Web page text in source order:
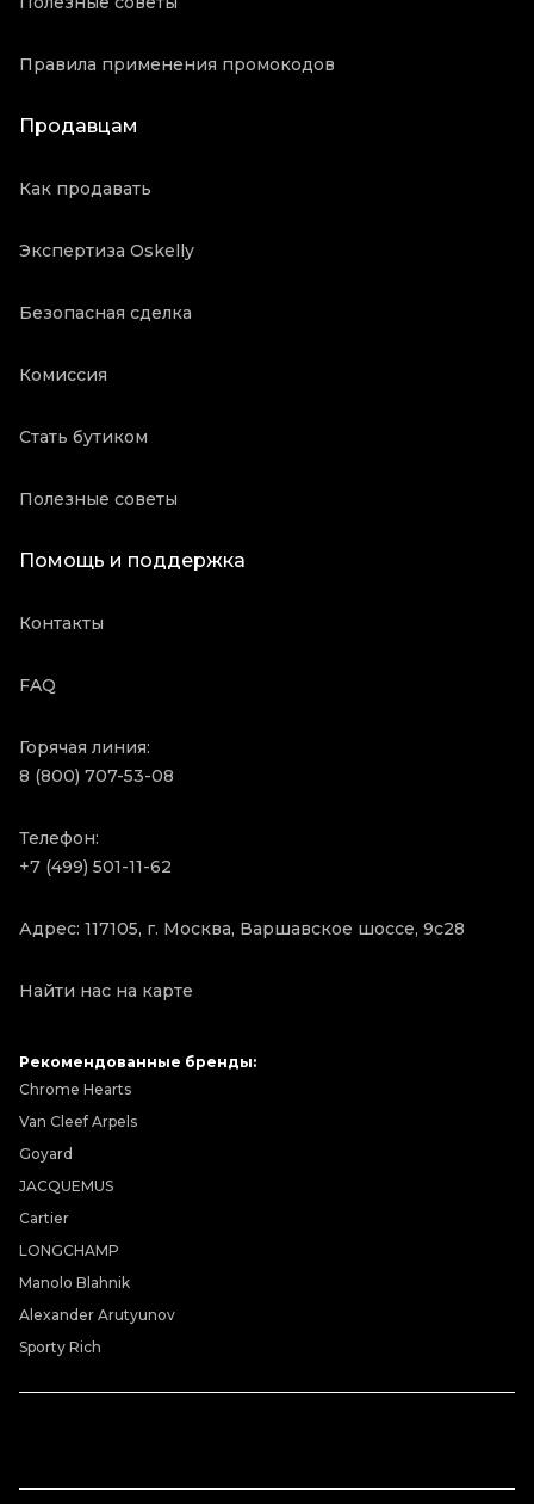
Правила применения промокодов
Продавцам
Как продавать
Экспертиза Oskelly
Безопасная сделка
Комиссия
Стать бутиком
Полезные советы
Помощь и поддержка
Контакты
FAQ
Горячая линия:
8 (800) 707-53-08
Телефон:
+7 (499) 501-11-62
Адрес: 117105, г. Москва, Варшавское шоссе, 9с28
Найти нас на карте
Рекомендованные бренды:
Chrome Hearts
Van Cleef Arpels
Goyard
JACQUEMUS
Cartier
LONGCHAMP
Manolo Blahnik
Alexander Arutyunov
Sporty Rich